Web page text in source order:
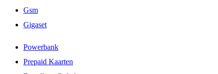
Gsm
Gigaset
Powerbank
Prepaid Kaarten